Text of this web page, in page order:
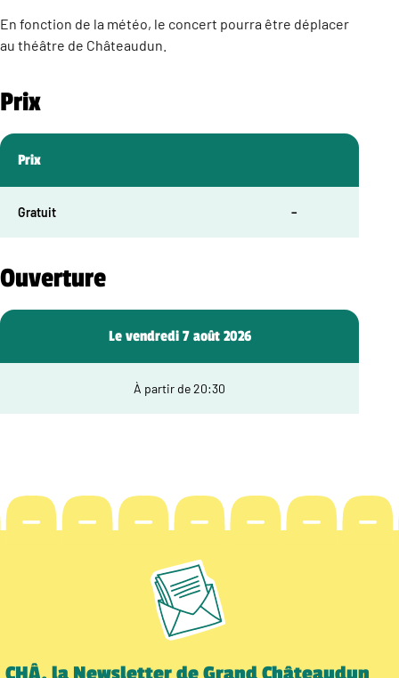
En fonction de la météo, le concert pourra être déplacer
au théâtre de Châteaudun.
Prix
Prix
Gratuit –
Ouverture
Le vendredi 7 août 2026
À partir de 20:30